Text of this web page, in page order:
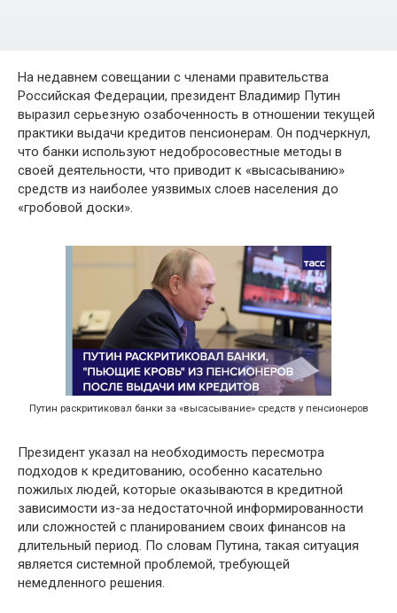
На недавнем совещании с членами правительства
Российская Федерации, президент Владимир Путин
выразил серьезную озабоченность в отношении текущей
практики выдачи кредитов пенсионерам. Он подчеркнул,
что банки используют недобросовестные методы в
своей деятельности, что приводит к «высасыванию»
средств из наиболее уязвимых слоев населения до
«гробовой доски».
Путин раскритиковал банки за «высасывание» средств у пенсионеров
Президент указал на необходимость пересмотра
подходов к кредитованию, особенно касательно
пожилых людей, которые оказываются в кредитной
зависимости из-за недостаточной информированности
или сложностей с планированием своих финансов на
длительный период. По словам Путина, такая ситуация
является системной проблемой, требующей
немедленного решения.